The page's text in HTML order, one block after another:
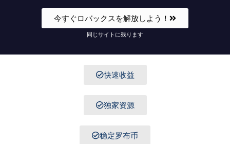
今すぐロバックスを解放しよう！
同じサイトに残ります
快速收益
独家资源
稳定罗布币